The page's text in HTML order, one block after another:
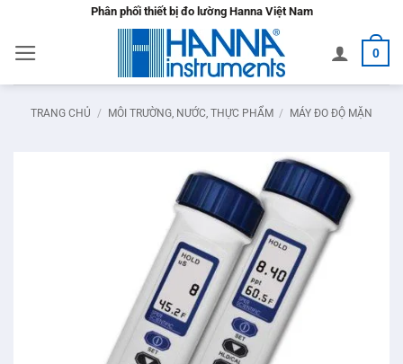
nội
dung
Phân phối thiết bị đo lường Hanna Việt Nam
0
TRANG CHỦ / MÔI TRƯỜNG, NƯỚC, THỰC PHẨM / MÁY ĐO ĐỘ MẶN